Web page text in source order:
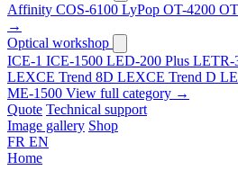
Affinity COS-6100 LyPop OT-4200
→
Optical workshop
ICE-1 ICE-1500 LED-200 Plus LETR-
LEXCE Trend 8D LEXCE Trend D
ME-1500 View full category →
Quote Technical support
Image gallery Shop
FR EN
Home